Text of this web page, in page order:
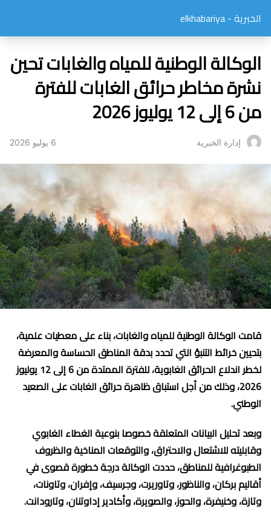
الخبرية - elkhabariya
الوكالة الوطنية للمياه والغابات تحين
نشرة مخاطر حرائق الغابات للفترة
من 6 إلى 12 يوليوز 2026
إدارة الخبرية 6 يوليو 2026
قامت الوكالة الوطنية للمياه والغابات، بناء على معطيات علمية،
بتحيين خرائط التنبؤ التي تحدد بدقة المناطق الحساسة والمعرضة
لخطر اندلاع الحرائق الغابوية، للفترة الممتدة من 6 إلى 12 يوليوز
2026، وذلك من أجل استباق ظاهرة حرائق الغابات على الصعيد
الوطني.
وبعد تحليل البيانات المتعلقة خصوصا بنوعية الغطاء الغابوي
وقابليته للاشتعال والاحتراق، والتوقعات المناخية والظروف
الطبوغرافية للمناطق، حددت الوكالة درجة خطورة قصوى في
أقاليم بركان، والناظور، وتاوريرت، وجرسيف، وإفران، وتاونات،
وتازة، وخنيفرة، والحوز، والصويرة، وأكادير إداوتنان، وتارودانت.